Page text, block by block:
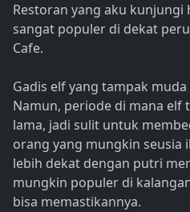
Restoran yang aku kunjungi
sangat populer di dekat
Cafe.
Gadis elf yang tampak
Namun, periode di mana elf
lama, jadi sulit untuk
orang yang mungkin seusia
lebih dekat dengan putri
mungkin populer di
bisa memastikannya.